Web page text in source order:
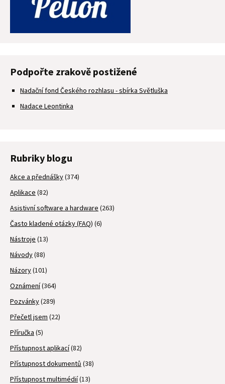
Podpořte zrakově postižené
Nadační fond Českého rozhlasu - sbírka Světluška
Nadace Leontinka
Rubriky blogu
Akce a přednášky(374)
Aplikace (82)
Asistivní software a hardware (263)
Často kladené otázky (FAQ) (6)
Nástroje (13)
Návody(88)
Názory(101)
Oznámení(364)
Pozvánky(289)
Přečetl jsem (22)
Příručka (5)
Přístupnost aplikací(82)
Přístupnost dokumentů (38)
Přístupnost multimédií(13)